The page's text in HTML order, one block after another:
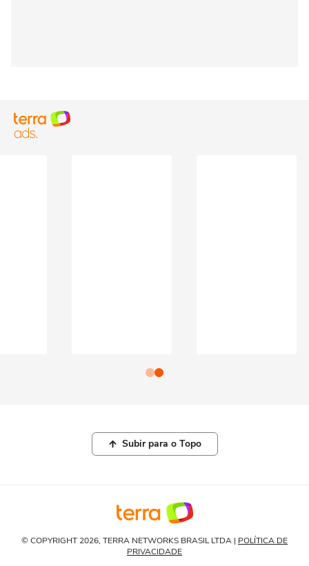
Subir para o Topo
© COPYRIGHT 2026, TERRA NETWORKS BRASIL LTDA | POLÍTICA DE
PRIVACIDADE